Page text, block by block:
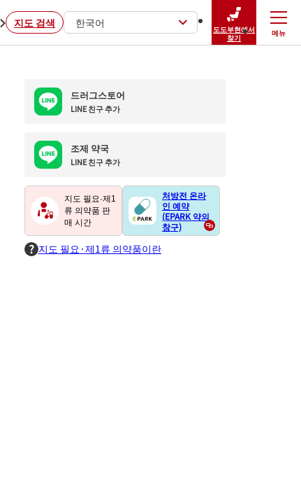
지도 검색 한국어
도도부현에서
찾기
메뉴
닫기
드러그스토어
LINE 친구 추가
조제 약국
LINE 친구 추가
지도 필요·제1
류 의약품 판
매 시간
처방전 온라
인 예약
(EPARK 약의
창구)
지도 필요·제1류 의약품이란